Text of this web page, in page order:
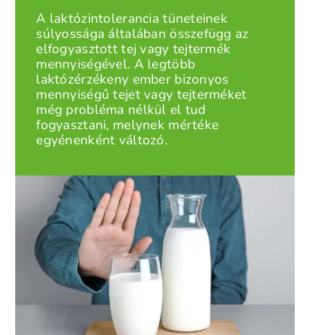
A laktózintolerancia tüneteinek
súlyossága általában összefügg az
elfogyasztott tej vagy tejtermék
mennyiségével. A legtöbb
laktózérzékeny ember bizonyos
mennyiségű tejet vagy tejterméket
még probléma nélkül el tud
fogyasztani, melynek mértéke
egyénenként változó.